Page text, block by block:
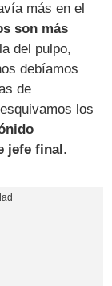
más en el
son más
del pulpo,
debíamos
de
los
jefe final .